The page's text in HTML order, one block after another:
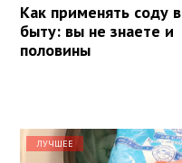
Как применять соду в
быту: вы не знаете и
половины
ЛУЧШЕЕ